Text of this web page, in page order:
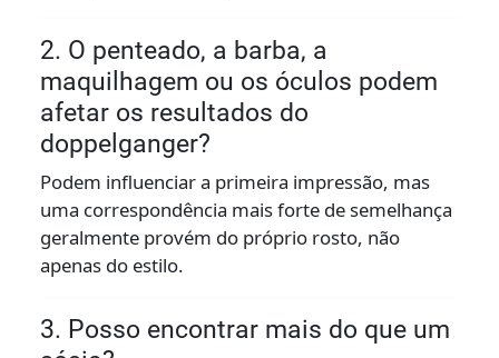
2. O penteado, a barba, a
maquilhagem ou os óculos podem
afetar os resultados do
doppelganger?
Podem influenciar a primeira impressão, mas
uma correspondência mais forte de semelhança
geralmente provém do próprio rosto, não
apenas do estilo.
3. Posso encontrar mais do que um